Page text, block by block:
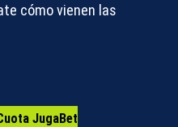
cómo vienen las
JugaBet